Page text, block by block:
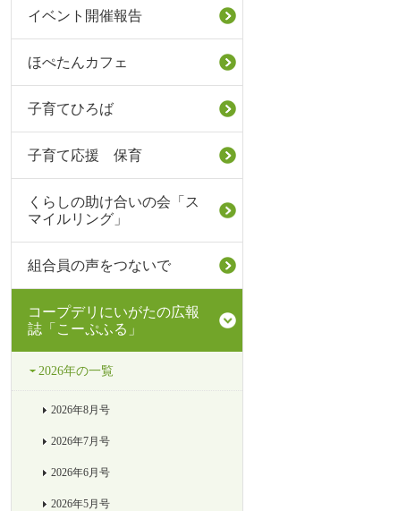
イベント開催報告
ほぺたんカフェ
子育てひろば
子育て応援 保育
くらしの助け合いの会「ス
マイルリング」
組合員の声をつないで
コープデリにいがたの広報
誌「こーぷふる」
2026年の一覧
2026年8月号
2026年7月号
2026年6月号
2026年5月号